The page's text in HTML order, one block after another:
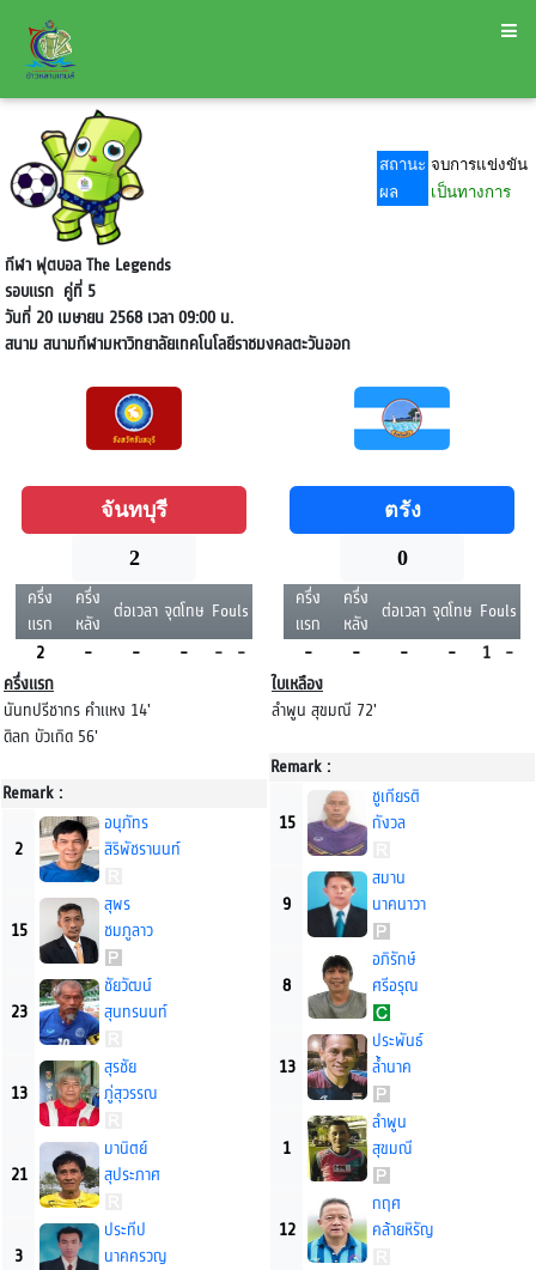
สถานะ จบการแข่งขัน
ผล
เป็นทางการ
กีฬา ฟุตบอล The Legends
รอบแรกคู่ที่ 5
วันที่ 20 เมษายน 2568 เวลา 09:00 น.
สนามสนามกีฬามหาวิทยาลัยเทคโนโลยีราชมงคลตะวันออก
จันทบุรี
2
ครึ่ง
แรก
ครึ่ง
หลัง
ต่อเวลา จุดโทษ Fouls
2
- - - -
-
ครึ่งแรก
นันทปรีชากร คำแหง 14'
ดิลก บัวเกิด 56'
Remark :
2
อนุภัทร
สิริพัชรานนท์
15
สุพร
ชมภูลาว
23
ชัยวัฒน์
สุนทรนนท์
13
สุรชัย
ภู่สุวรรณ
21
มานิตย์
สุประภาศ
3
ประทีป
นาคครวญ
ตรัง
0
ครึ่ง
แรก
ครึ่ง
หลัง
ต่อเวลา จุดโทษ Fouls
-
- - - 1
-
ใบเหลือง
ลำพูน สุขมณี 72'
Remark :
15
ชูเกียรติ
กังวล
9
สมาน
นาคนาวา
8
อภิรักษ์
ศรีอรุณ
13
ประพันธ์
ล้ำนาค
1
ลำพูน
สุขมณี
12
กฤศ
คล้ายหิรัญ